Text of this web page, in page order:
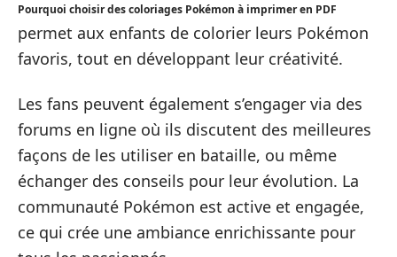
Pourquoi choisir des coloriages Pokémon à imprimer en PDF
permet aux enfants de colorier leurs Pokémon
favoris, tout en développant leur créativité.
Les fans peuvent également s’engager via des
forums en ligne où ils discutent des meilleures
façons de les utiliser en bataille, ou même
échanger des conseils pour leur évolution. La
communauté Pokémon est active et engagée,
ce qui crée une ambiance enrichissante pour